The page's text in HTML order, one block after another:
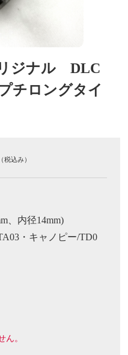
ジナル DLC
チロングタイ
（税込み）
、内径14mm)
・キャノピー/TD0
ん。